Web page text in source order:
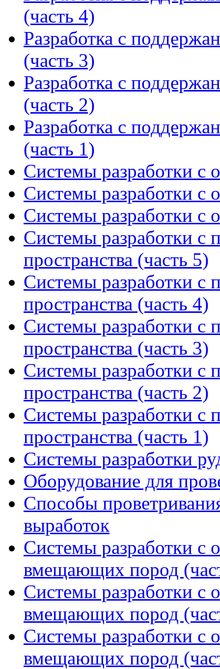
(часть 4)
Разработка с
(часть 3)
Разработка с
(часть 2)
Разработка с
(часть 1)
Системы разработки с
Системы разработки с
Системы разработки с
Системы разработки с
пространства (часть 5)
Системы разработки с
пространства (часть 4)
Системы разработки с
пространства (часть 3)
Системы разработки с
пространства (часть 2)
Системы разработки с
пространства (часть 1)
Системы разработки
Оборудование для
Способы
выработок
Системы разработки с
вмещающих пород
Системы разработки с
вмещающих пород
Системы разработки с
вмещающих пород